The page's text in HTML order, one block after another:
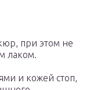
при этом не
лаком.
и кожей стоп,